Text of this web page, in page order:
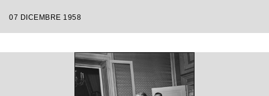
regia di Margherita Walmann
07 DICEMBRE 1958